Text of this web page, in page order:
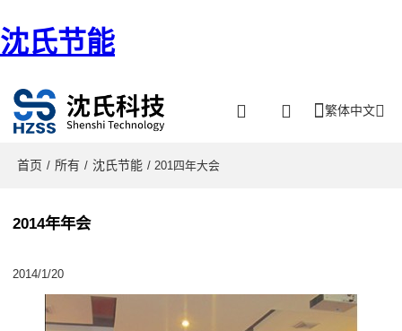
沈氏节能
繁体中文
首页 / 所有 / 沈氏节能 / 201四年大会
2014年年会
2014/1/20